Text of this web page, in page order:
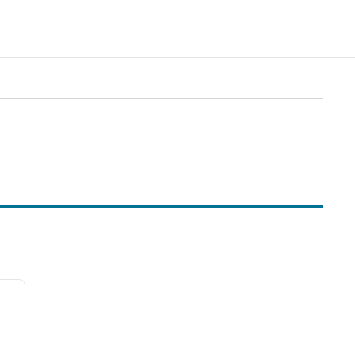
sonraki görsel